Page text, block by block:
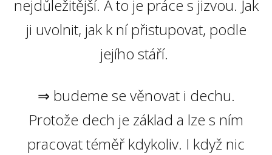
nejdůležitější. A to je práce s jizvou. Jak
ji uvolnit, jak k ní přistupovat, podle
jejího stáří.
⇒ budeme se věnovat i dechu.
Protože dech je základ a lze s ním
pracovat téměř kdykoliv. I když nic